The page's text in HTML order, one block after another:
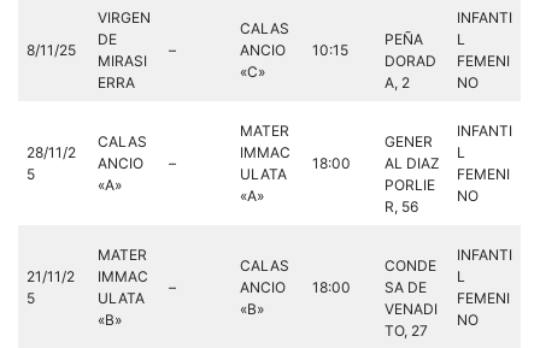
8/11/25
VIRGEN
DE
MIRASI
ERRA
–
CALAS
ANCIO
«C»
10:15
PEÑA
DORAD
A, 2
INFANTI
L
FEMENI
NO
28/11/2
5
CALAS
ANCIO
«A»
–
MATER
IMMAC
ULATA
«A»
18:00
GENER
AL DIAZ
PORLIE
R, 56
INFANTI
L
FEMENI
NO
21/11/2
5
MATER
IMMAC
ULATA
«B»
–
CALAS
ANCIO
«B»
18:00
CONDE
SA DE
VENADI
TO, 27
INFANTI
L
FEMENI
NO